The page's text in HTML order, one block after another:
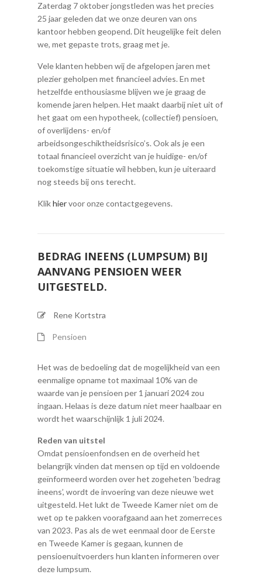
Zaterdag 7 oktober jongstleden was het precies
25 jaar geleden dat we onze deuren van ons
kantoor hebben geopend. Dit heugelijke feit delen
we, met gepaste trots, graag met je.
Vele klanten hebben wij de afgelopen jaren met
plezier geholpen met financieel advies. En met
hetzelfde enthousiasme blijven we je graag de
komende jaren helpen. Het maakt daarbij niet uit of
het gaat om een hypotheek, (collectief) pensioen,
of overlijdens- en/of
arbeidsongeschiktheidsrisico’s. Ook als je een
totaal financieel overzicht van je huidige- en/of
toekomstige situatie wil hebben, kun je uiteraard
nog steeds bij ons terecht.
Klikhiervoor onze contactgegevens.
BEDRAG INEENS (LUMPSUM) BIJ
AANVANG PENSIOEN WEER
UITGESTELD.
Rene Kortstra
Pensioen
Het was de bedoeling dat de mogelijkheid van een
eenmalige opname tot maximaal 10% van de
waarde van je pensioen per 1 januari 2024 zou
ingaan. Helaas is deze datum niet meer haalbaar en
wordt het waarschijnlijk 1 juli 2024.
Reden van uitstel
Omdat pensioenfondsen en de overheid het
belangrijk vinden dat mensen op tijd en voldoende
geïnformeerd worden over het zogeheten ’bedrag
ineens’, wordt de invoering van deze nieuwe wet
uitgesteld. Het lukt de Tweede Kamer niet om de
wet op te pakken voorafgaand aan het zomerreces
van 2023. Pas als de wet eenmaal door de Eerste
en Tweede Kamer is gegaan, kunnen de
pensioenuitvoerders hun klanten informeren over
deze lumpsum.